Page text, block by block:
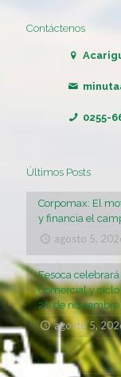
Contáctenos
0255-
Últimos Posts
Corpomax: El
y financia el
agosto 5,
Fesoca
Comercial y
20 de noviembre
agosto 5,